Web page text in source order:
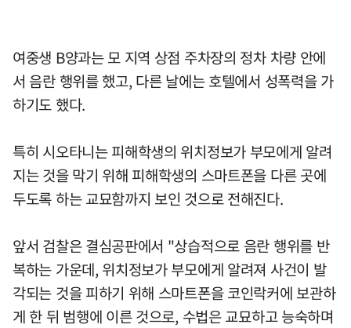
여중생 B양과는 모 지역 상점 주차장의 정차 차량 안에
서 음란 행위를 했고, 다른 날에는 호텔에서 성폭력을 가
하기도 했다.
특히 시오타니는 피해학생의 위치정보가 부모에게 알려
지는 것을 막기 위해 피해학생의 스마트폰을 다른 곳에
두도록 하는 교묘함까지 보인 것으로 전해진다.
앞서 검찰은 결심공판에서 "상습적으로 음란 행위를 반
복하는 가운데, 위치정보가 부모에게 알려져 사건이 발
각되는 것을 피하기 위해 스마트폰을 코인락커에 보관하
게 한 뒤 범행에 이른 것으로, 수법은 교묘하고 능숙하며